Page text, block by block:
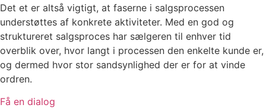
Det et er altså vigtigt, at faserne i salgsprocessen
understøttes af konkrete aktiviteter. Med en god og
struktureret salgsproces har sælgeren til enhver tid
overblik over, hvor langt i processen den enkelte kunde er,
og dermed hvor stor sandsynlighed der er for at vinde
ordren.
Få en dialog